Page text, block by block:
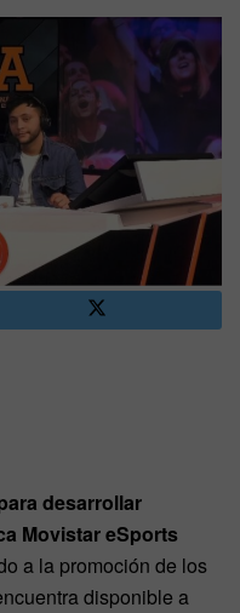
desarrollar
Movistar eSports
a la promoción de los
disponible a